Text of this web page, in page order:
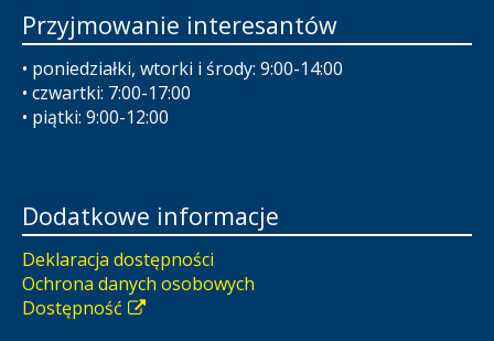
Przyjmowanie interesantów
• poniedziałki, wtorki i środy: 9:00-14:00
• czwartki: 7:00-17:00
• piątki: 9:00-12:00
Dodatkowe informacje
Deklaracja dostępności
Ochrona danych osobowych
Dostępność